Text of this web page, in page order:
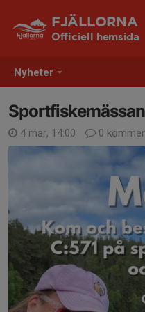
Nyheter
FJÄLLORNA
Officiell hemsida
Sportfiskemässan
4 mar, 14:00 0